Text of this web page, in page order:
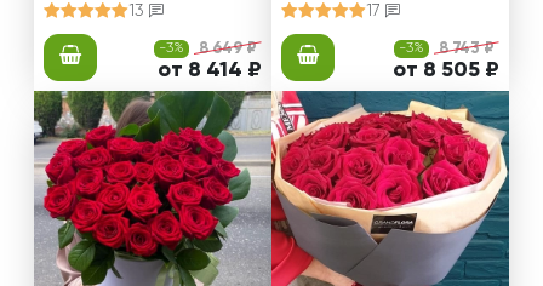
13
-3% 8 649 ₽
от 8 414 ₽
17
-3% 8 743 ₽
от 8 505 ₽